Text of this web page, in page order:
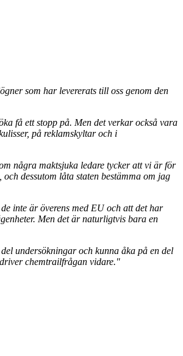
som har levererats till oss genom den
få ett stopp på. Men det verkar också vara
på reklamskyltar och i
några maktsjuka ledare tycker att vi är för
dessutom låta staten bestämma om jag
inte är överens med EU och att det har
Men det är naturligtvis bara en
undersökningar och kunna åka på en del
driver chemtrailfrågan vidare."